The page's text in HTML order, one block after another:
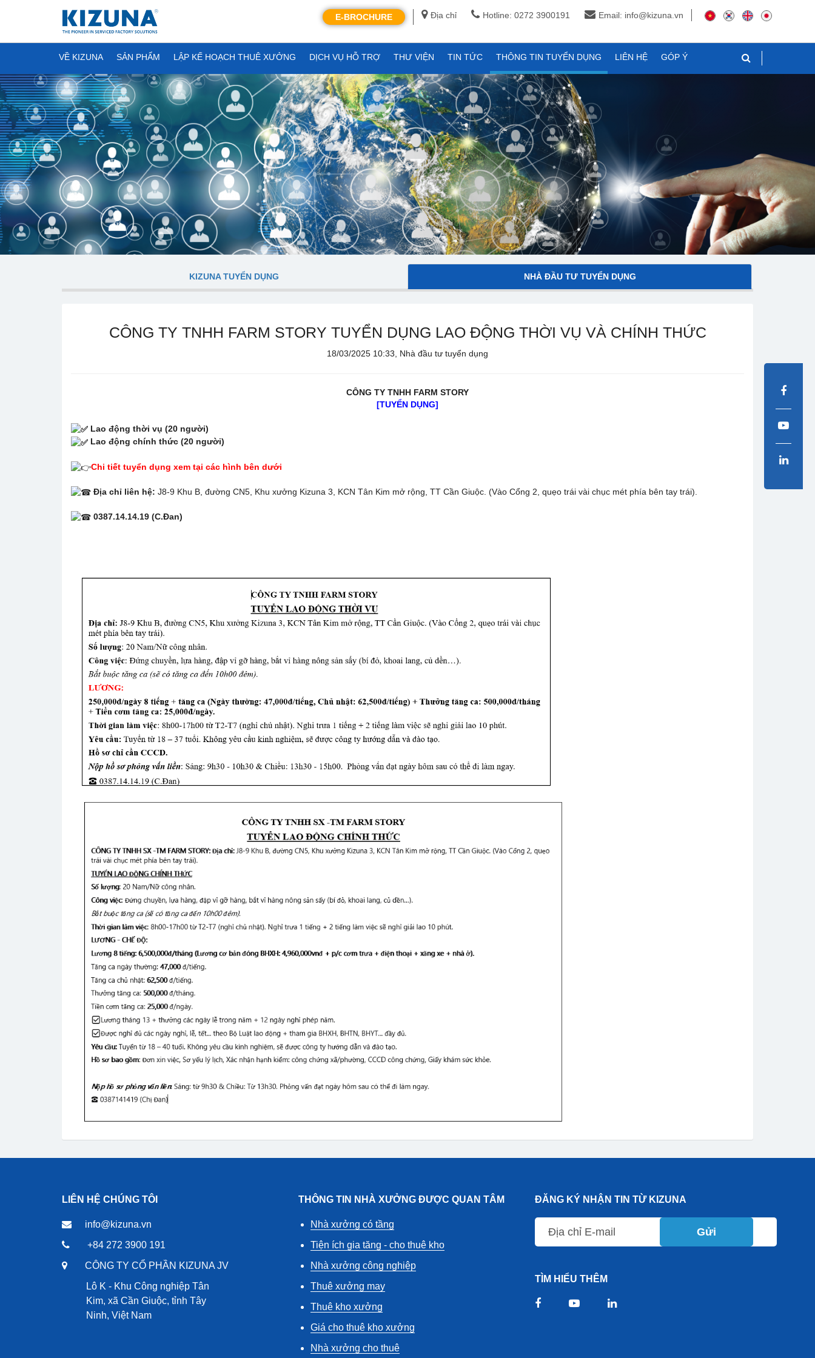
Địa chỉ Hotline: 0272 3900191 Email: info@kizuna.vn
E-BROCHURE
VỀ KIZUNA SẢN PHẨM LẬP KẾ HOẠCH THUÊ XƯỞNG DỊCH VỤ HỖ TRỢ THƯ VIỆN TIN TỨC THÔNG TIN TUYỂN DỤNG LIÊN HỆ GÓP Ý
KIZUNA TUYỂN DỤNG NHÀ ĐẦU TƯ TUYỂN DỤNG
CÔNG TY TNHH FARM STORY TUYỂN DỤNG LAO ĐỘNG THỜI VỤ VÀ CHÍNH THỨC
18/03/2025 10:33, Nhà đầu tư tuyển dụng
CÔNG TY TNHH FARM STORY
[TUYỂN DỤNG]
Lao động thời vụ (20 người)
Lao động chính thức (20 người)
Chi tiết tuyển dụng xem tại các hình bên dưới
Địa chỉ liên hệ: J8-9 Khu B, đường CN5, Khu xưởng Kizuna 3, KCN Tân Kim mở rộng, TT Cần Giuộc. (Vào Cổng 2, quẹo trái vài chục mét phía bên tay trái).
0387.14.14.19 (C.Đan)
LIÊN HỆ CHÚNG TÔI
info@kizuna.vn
+84 272 3900 191
CÔNG TY CỔ PHẦN KIZUNA JV
Lô K - Khu Công nghiệp Tân
Kim, xã Cần Giuộc, tỉnh Tây
Ninh, Việt Nam
THÔNG TIN NHÀ XƯỞNG ĐƯỢC QUAN TÂM
Nhà xưởng có tầng
Tiện ích gia tăng - cho thuê kho
Nhà xưởng công nghiệp
Thuê xưởng may
Thuê kho xưởng
Giá cho thuê kho xưởng
Nhà xưởng cho thuê
ĐĂNG KÝ NHẬN TIN TỪ KIZUNA
Gửi
TÌM HIỂU THÊM